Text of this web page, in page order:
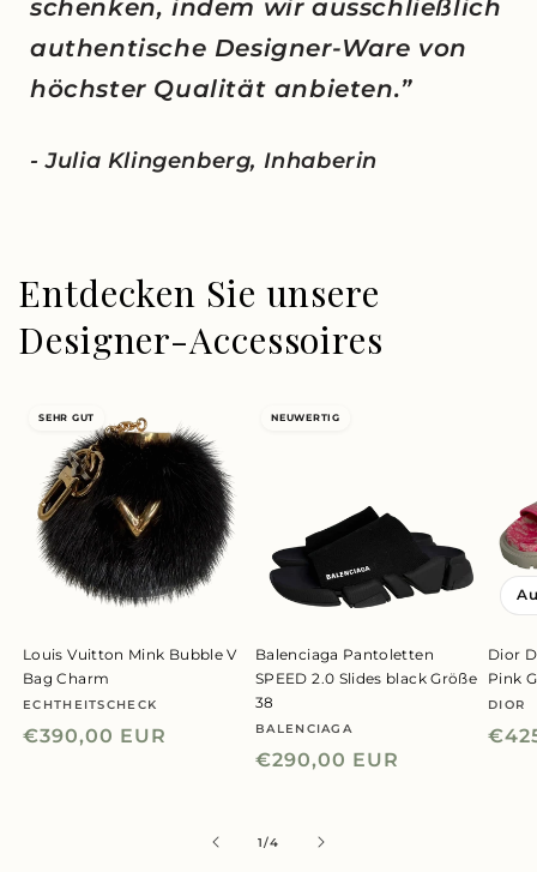
schenken, indem wir ausschließlich
authentische Designer-Ware von
höchster Qualität anbieten.”
- Julia Klingenberg, Inhaberin
Entdecken Sie unsere
Designer-Accessoires
SEHR GUT
Louis Vuitton Mink Bubble V
Bag Charm
Anbieter:
ECHTHEITSCHECK
Normaler
€390,00 EUR
NEUWERTIG
Balenciaga Pantoletten
SPEED 2.0 Slides black Größe
38
Anbieter:
BALENCIAGA
Normaler
€290,00 EUR
Dior
Pink
DIOR
1/von
4